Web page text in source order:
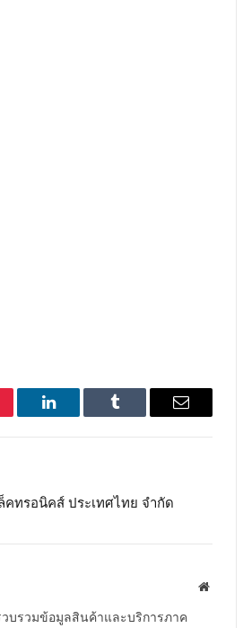
LinkedIn Tumblr Email
คทรอนิคส์ ประเทศไทย จำกัด
Website
บรวมข้อมูลสินค้าและบริการภาค